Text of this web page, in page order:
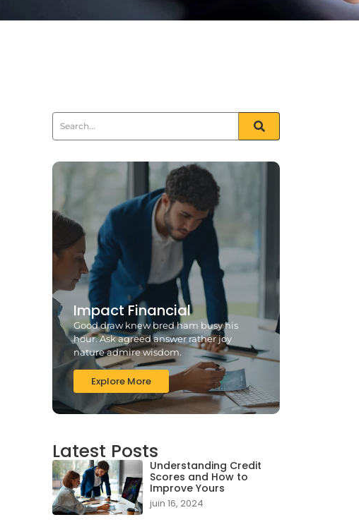
Impact Financial
Good draw knew bred ham busy his
hour. Ask agreed answer rather joy
nature admire wisdom.
Explore More
Latest Posts
Understanding Credit
Scores and How to
Improve Yours
juin 16, 2024